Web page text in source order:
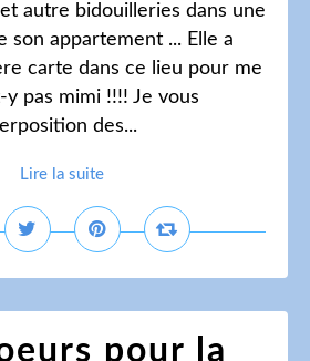
autre bidouilleries dans une
son appartement ... Elle a
carte dans ce lieu pour me
y pas mimi !!!! Je vous
des...
Lire la suite
pour la